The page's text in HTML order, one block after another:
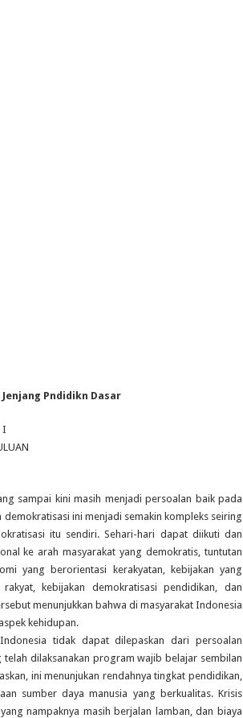
Pndidikn Dasar
I
sampai kini masih menjadi persoalan baik pada
ini menjadi semakin kompleks seiring
itu sendiri. Sehari-hari dapat diikuti dan
ke arah masyarakat yang demokratis, tuntutan
yang berorientasi kerakyatan, kebijakan yang
kebijakan demokratisasi pendidikan, dan
menunjukkan bahwa di masyarakat Indonesia
kehidupan.
tidak dapat dilepaskan dari persoalan
dilaksanakan program wajib belajar sembilan
ini menunjukan rendahnya tingkat pendidikan,
sumber daya manusia yang berkualitas. Krisis
nampaknya masih berjalan lamban, dan biaya